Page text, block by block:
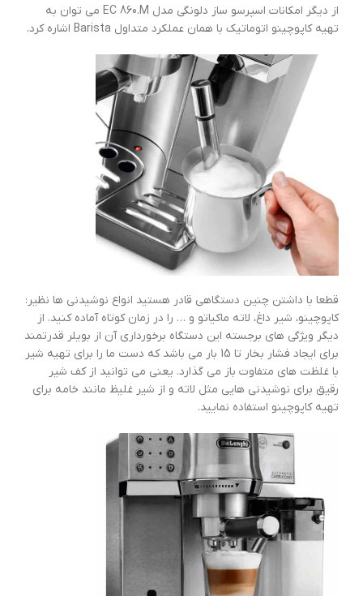
از دیگر امکانات اسپرسو ساز دلونگی مدل EC 860.M می توان به
تهیه کاپوچینو اتوماتیک با همان عملکرد متداول Barista اشاره کرد.
قطعا با داشتن چنین دستگاهی قادر هستید انواع نوشیدنی ها نظیر:
کاپوچینو، شیر داغ، لاته ماکیاتو و … را در زمان کوتاه آماده کنید. از
دیگر ویژگی های برجسته این دستگاه برخورداری آن از بویلر قدرتمند
برای ایجاد فشار بخار تا 15 بار می باشد که دست ما را برای تهیه شیر
با غلظت های متفاوت باز می گذارد. یعنی می توانید از کف شیر
رقیق برای نوشیدنی هایی مثل لاته و از شیر غلیظ مانند خامه برای
تهیه کاپوچینو استفاده نمایید.